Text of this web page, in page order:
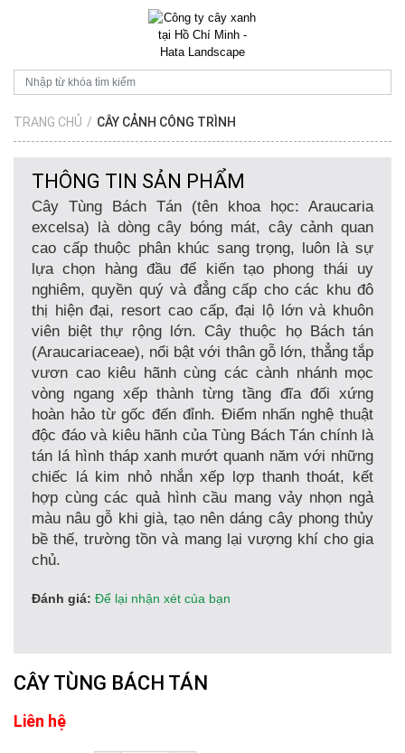
TRANG CHỦ / CÂY CẢNH CÔNG TRÌNH
THÔNG TIN SẢN PHẨM
Cây Tùng Bách Tán (tên khoa học: Araucaria
excelsa) là dòng cây bóng mát, cây cảnh quan
cao cấp thuộc phân khúc sang trọng, luôn là sự
lựa chọn hàng đầu để kiến tạo phong thái uy
nghiêm, quyền quý và đẳng cấp cho các khu đô
thị hiện đại, resort cao cấp, đại lộ lớn và khuôn
viên biệt thự rộng lớn. Cây thuộc họ Bách tán
(Araucariaceae), nổi bật với thân gỗ lớn, thẳng tắp
vươn cao kiêu hãnh cùng các cành nhánh mọc
vòng ngang xếp thành từng tầng đĩa đối xứng
hoàn hảo từ gốc đến đỉnh. Điểm nhấn nghệ thuật
độc đáo và kiêu hãnh của Tùng Bách Tán chính là
tán lá hình tháp xanh mướt quanh năm với những
chiếc lá kim nhỏ nhắn xếp lợp thanh thoát, kết
hợp cùng các quả hình cầu mang vảy nhọn ngả
màu nâu gỗ khi già, tạo nên dáng cây phong thủy
bề thế, trường tồn và mang lại vượng khí cho gia
chủ.
Đánh giá: Để lại nhận xét của bạn
CÂY TÙNG BÁCH TÁN
Liên hệ